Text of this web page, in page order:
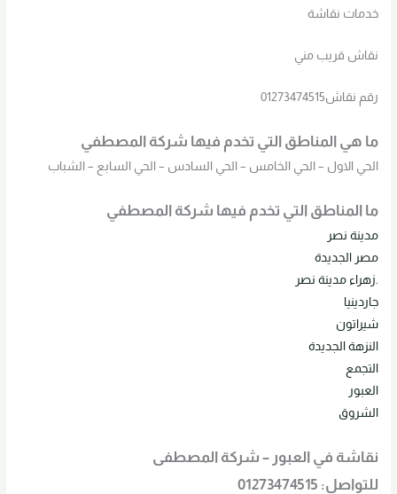
خدمات نقاشة
نقاش قريب مني
رقم نقاش01273474515
ما هي المناطق التي تخدم فيها شركة المصطفي
الحي الاول – الحي الخامس – الحي السادس – الحي السابع – الشباب
ما المناطق التي تخدم فيها شركة المصطفي
مدينة نصر
مصر الجديدة
.زهراء مدينة نصر
جاردينيا
شيراتون
النزهة الجديدة
التجمع
العبور
الشروق
نقاشة في العبور – شركة المصطفى
للتواصل: 01273474515